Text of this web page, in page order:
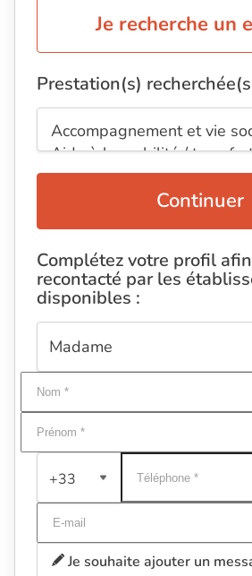
Je recherche un
Prestation(s)
Continuer
Complétez votre profil
recontacté par les
disponibles :
+33
Je souhaite ajouter un